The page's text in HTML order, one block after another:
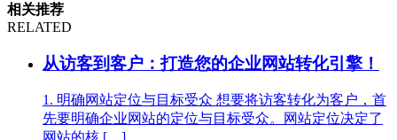
相关推荐
RELATED
从访客到客户：打造您的企业网站转化引擎！
1. 明确网站定位与目标受众 想要将访客转化为客户，首
先要明确企业网站的定位与目标受众。网站定位决定了